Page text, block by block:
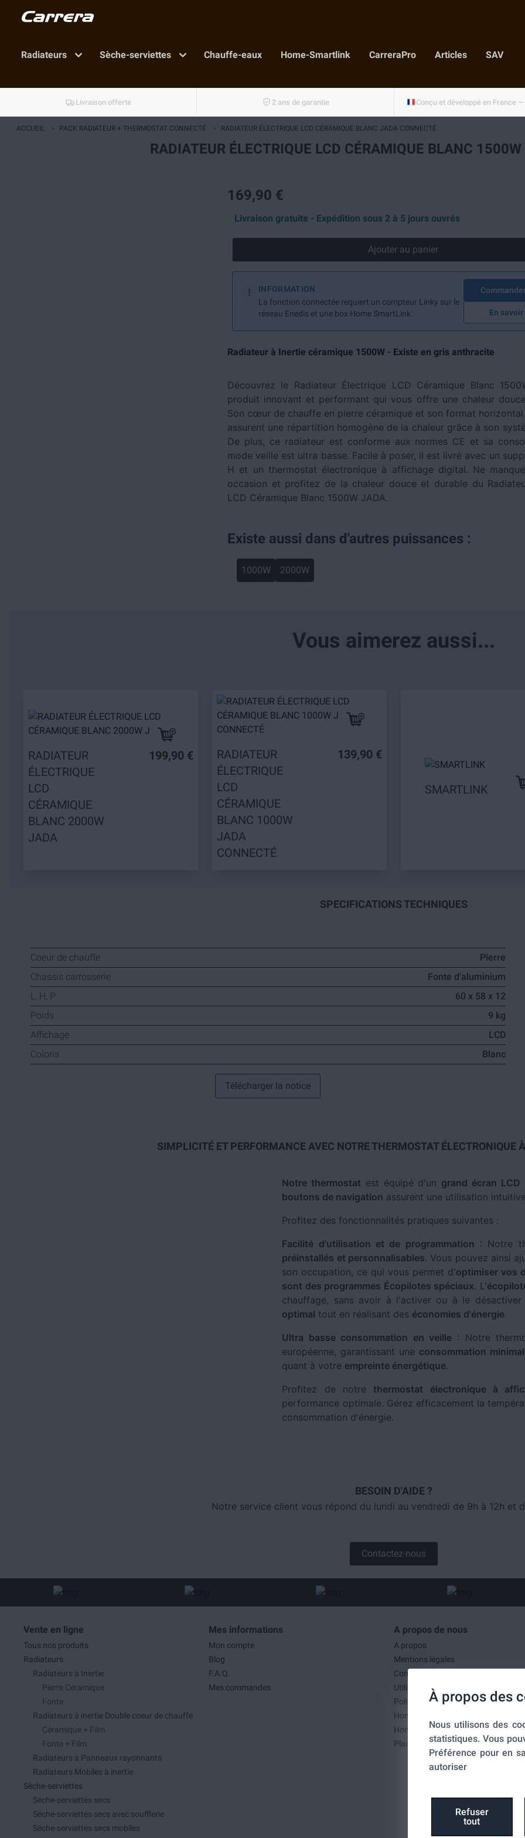
Radiateurs Sèche-serviettes Chauffe-eaux Home-Smartlink CarreraPro Articles SAV
Livraison offerte 2 ans de garantie
À propos des
Nous utilisons des
statistiques. Vous
Préférence pour en
autoriser
Refuser
tout
ACCUEIL > PACK RADIATEUR + THERMOSTAT CONNECTÉ > RADIATEUR ÉLECTRIQUE LCD CÉRAMIQUE BLANC JADA CONNECTÉ
RADIATEUR ÉLECTRIQUE LCD CÉRAMIQUE BLANC
169,90 €
Livraison gratuite - Expédition sous 2 à 5 jours ouvrés
Ajouter au panier
!
INFORMATION
La fonction connectée requiert un compteur Linky sur le
réseau Enedis et une box Home SmartLink.
En
Radiateur à Inertie céramique 1500W - Existe en gris anthracite
Découvrez le Radiateur Électrique LCD Céramique Blanc
produit innovant et performant qui vous offre une chaleur
Son cœur de chauffe en pierre céramique et son format
assurent une répartition homogène de la chaleur grâce à son
De plus, ce radiateur est conforme aux normes CE et sa
mode veille est ultra basse. Facile à poser, il est livré avec un
H et un thermostat électronique à affichage digital. Ne
occasion et profitez de la chaleur douce et durable du
LCD Céramique Blanc 1500W JADA.
Existe aussi dans d'autres puissances :
1000W 2000W
Vous aimerez aussi...
RADIATEUR
ÉLECTRIQUE
LCD
CÉRAMIQUE
BLANC 2000W
JADA
199,90 €
RADIATEUR
ÉLECTRIQUE
LCD
CÉRAMIQUE
BLANC 1000W
JADA
CONNECTÉ
139,90 €
SMARTLINK
SPECIFICATIONS TECHNIQUES
Coeur de chauffe
Pierre
Chassis carrosserie
Fonte d'aluminium
L, H, P
60 x 58 x 12
Poids
9 kg
Affichage
LCD
Coloris
Blanc
Télécharger la notice
SIMPLICITÉ ET PERFORMANCE AVEC NOTRE THERMOSTAT ÉLECTRONIQUE
Notre thermostat est équipé d'un grand écran LCD
boutons de navigation assurent une utilisation
Profitez des fonctionnalités pratiques suivantes :
Facilité d'utilisation et de programmation : Notre
préinstallés et personnalisables. Vous pouvez ainsi
son occupation, ce qui vous permet d'optimiser vos
sont des programmes Écopilotes spéciaux. L'
chauffage, sans avoir à l'activer ou à le désactiver
optimal tout en réalisant des économies d'énergie.
Ultra basse consommation en veille: Notre
européenne, garantissant une consommation
quant à votre empreinte énergétique.
Profitez de notre thermostat électronique à
performance optimale. Gérez efficacement la
consommation d'énergie.
BESOIN D'AIDE ?
Notre service client vous répond du lundi au vendredi de 9h à 12h et
Contactez-nous
Vente en ligne
Tous nos produits
Radiateurs
Radiateurs à Inertie
Pierre Céramique
Fonte
Radiateurs à inertie Double coeur de chauffe
Céramique + Film
Fonte + Film
Radiateurs à Panneaux rayonnants
Radiateurs Mobiles à inertie
Sèche-serviettes
Séche-serviettes secs
Séche-serviettes secs avec soufflerie
Séche-serviettes secs mobiles
Mes informations
Mon compte
Blog
F.A.Q.
Mes commandes
A propos de nous
A propos
Mentions légales
Conditions générales de ventes
Utilisation des cookies
Politique de confidentialité
Home-SmartLink
Home-SmartLink : Politique de
Plan du site